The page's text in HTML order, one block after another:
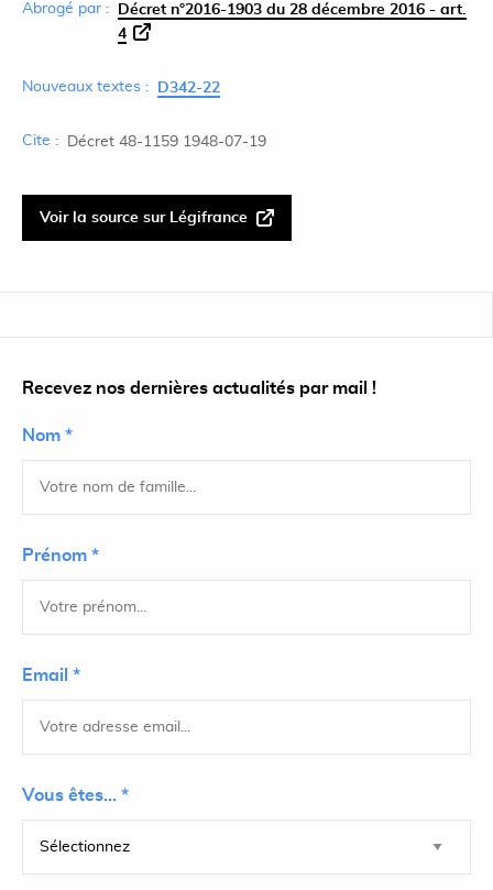
Abrogé par :
Décret n°2016-1903 du 28 décembre 2016 - art.
4
Nouveaux textes : D342-22
Cite : Décret 48-1159 1948-07-19
Voir la source sur Légifrance
Recevez nos dernières actualités par mail !
Nom *
Prénom *
Email *
Vous êtes... *